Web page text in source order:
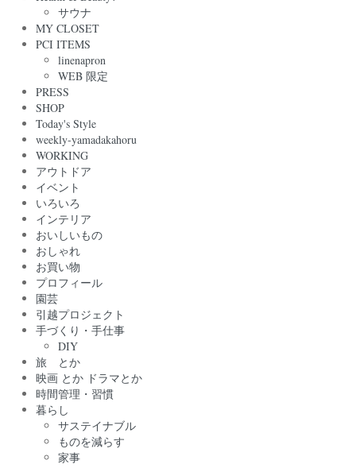
サウナ
MY CLOSET
PCI ITEMS
linenapron
WEB 限定
PRESS
SHOP
Today's Style
weekly-yamadakahoru
WORKING
アウトドア
イベント
いろいろ
インテリア
おいしいもの
おしゃれ
お買い物
プロフィール
園芸
引越プロジェクト
手づくり・手仕事
DIY
旅 とか
映画 とか ドラマとか
時間管理・習慣
暮らし
サステイナブル
ものを減らす
家事